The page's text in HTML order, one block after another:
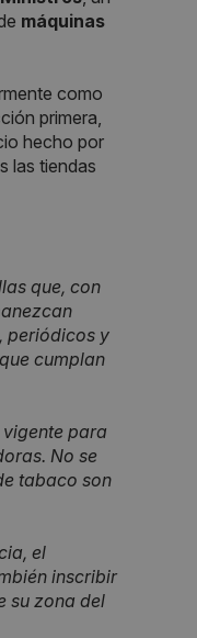
máquinas
como
primera,
hecho por
las tiendas
que, con
periódicos y
cumplan
para
No se
tabaco son
el
inscribir
su zona del